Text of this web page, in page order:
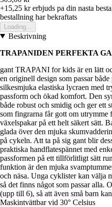
+15,25 krerbjuds pa din nasta
bestallning har bekraftats
Loading...
Beskrivning
TRAPANIDEN PERFEKTA
gant TRAPANI for kids är en lätt
en originell design som passar
silkesmjuka elastiska lycraen med
passform och ökad komfort. Den
både robust och smidig och ger ett
som fingrarna får gott om utrymme
växelspakar på ett helt säkert sätt.
glada över den mjuka
på cykeln. Att ta på sig gant blir
praktiska handflatespännet med
passformen på ett tillförlitligt sätt
funktion är den mjuka
och näsa. Unga cyklister kan välja
så det finns något som passar
(upp till 6), så att även små barn
Maskintvättbar vid 30° Celsius